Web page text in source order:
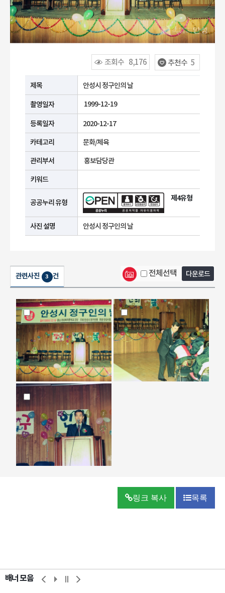
조회수 8,176 추천수 5
제목 안성시 정구인의 날
촬영일자 1999-12-19
등록일자 2020-12-17
카테고리 문화/체육
관리부서 홍보담당관
키워드
공공누리 유형 제4유형
사진 설명 안성시 정구인의 날
관련사진 3 건 전체선택 다운로드
링크 복사 목록
배너 모음